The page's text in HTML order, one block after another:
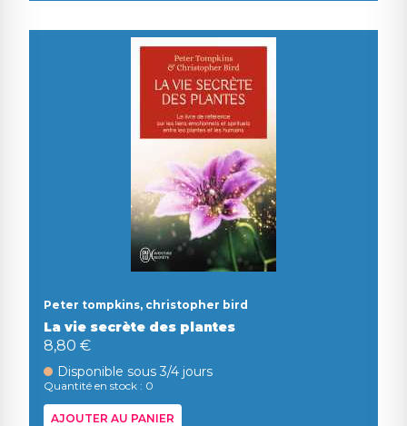
Peter tompkins, christopher bird
La vie secrète des plantes
8,80 €
Disponible sous 3/4 jours
Quantité en stock : 0
AJOUTER AU PANIER